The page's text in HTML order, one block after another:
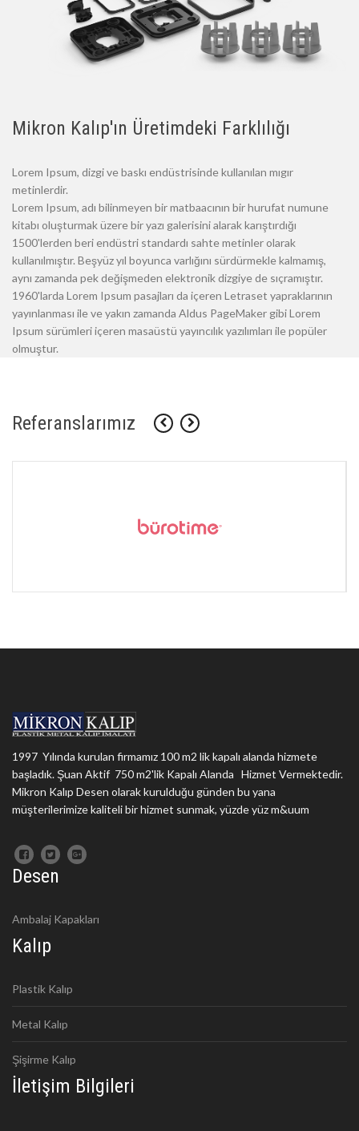
Mikron Kalıp'ın Üretimdeki Farklılığı
Lorem Ipsum, dizgi ve baskı endüstrisinde kullanılan mıgır
metinlerdir.
Lorem Ipsum, adı bilinmeyen bir matbaacının bir hurufat numune
kitabı oluşturmak üzere bir yazı galerisini alarak karıştırdığı
1500'lerden beri endüstri standardı sahte metinler olarak
kullanılmıştır. Beşyüz yıl boyunca varlığını sürdürmekle kalmamış,
aynı zamanda pek değişmeden elektronik dizgiye de sıçramıştır.
1960'larda Lorem Ipsum pasajları da içeren Letraset yapraklarının
yayınlanması ile ve yakın zamanda Aldus PageMaker gibi Lorem
Ipsum sürümleri içeren masaüstü yayıncılık yazılımları ile popüler
olmuştur.
Referanslarımız
1997 Yılında kurulan firmamız 100 m2 lik kapalı alanda hizmete
başladık. Şuan Aktif 750 m2'lik Kapalı Alanda Hizmet Vermektedir.
Mikron Kalıp Desen olarak kurulduğu günden bu yana
müşterilerimize kaliteli bir hizmet sunmak, yüzde yüz m&uum
Desen
Ambalaj Kapakları
Kalıp
Plastik Kalıp
Metal Kalıp
Şişirme Kalıp
İletişim Bilgileri